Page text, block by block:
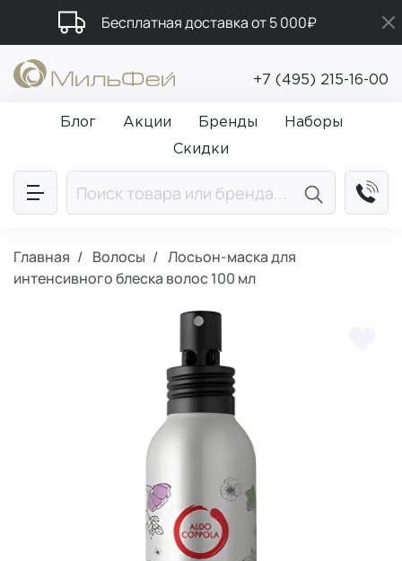
Бесплатная доставка от 5 000₽
Промокод ПРИВЕТ
Подарки в каждый заказ от 5 000₽
+7 (495) 215-16-00
Блог Акции Бренды
Наборы
Скидки
Главная Волосы
Лосьон-маска для
интенсивного блеска волос 100 мл